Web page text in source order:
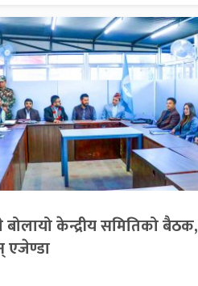
बोलायो केन्द्रीय समितिको बैठक,
एजेण्डा